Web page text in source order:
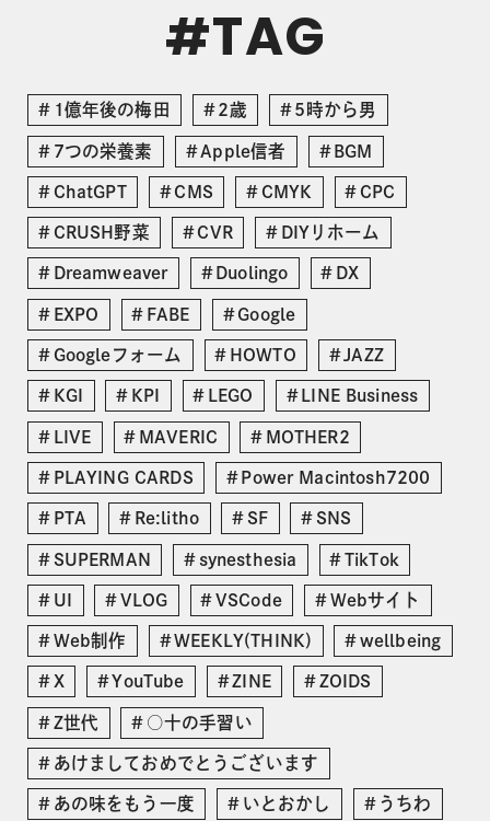
#TAG
1億年後の梅田 2歳 5時から男
7つの栄養素 Apple信者 BGM
ChatGPT CMS CMYK CPC
CRUSH野菜 CVR DIYリホーム
Dreamweaver Duolingo DX
EXPO FABE Google
Googleフォーム HOWTO JAZZ
KGI KPI LEGO LINE Business
LIVE MAVERIC MOTHER2
PLAYING CARDS Power Macintosh7200
PTA Re:litho SF SNS
SUPERMAN synesthesia TikTok
UI VLOG VSCode Webサイト
Web制作 WEEKLY(THINK) wellbeing
X YouTube ZINE ZOIDS
Z世代 ○十の手習い
あけましておめでとうございます
あの味をもう一度 いとおかし うちわ